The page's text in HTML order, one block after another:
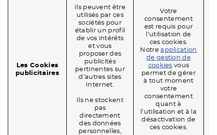
Les Cookies
publicitaires
Ils peuvent être
utilisés par ces
sociétés pour
établir un profil
de vos intérêts
et vous
proposer des
publicités
pertinentes sur
d’autres sites
Internet.
Ils ne stockent
pas
directement
des données
personnelles,
Votre
consentement
est requis pour
l’utilisation de
ces cookies.
Notreapplication
de gestion de
cookies vous
permet de gérer
à tout moment
votre
consentement
quant à
l’utilisation et à la
désactivation de
ces cookies.